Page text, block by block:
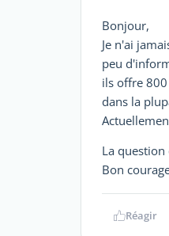
Bonjour,
Je n'ai
peu
ils offre
dans la
La
Bon
Réagir